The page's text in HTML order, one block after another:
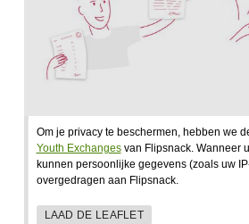
Om je privacy te beschermen, hebben we
Youth Exchangesvan Flipsnack. Wanneer
kunnen persoonlijke gegevens (zoals uw
overgedragen aan Flipsnack.
LAAD DE LEAFLET